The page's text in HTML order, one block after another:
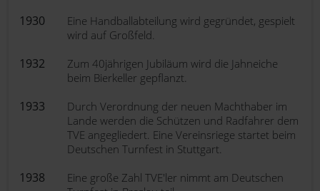
1930
Eine Handballabteilung wird gegründet, gespielt
wird auf Großfeld.
1932
Zum 40jährigen Jubiläum wird die Jahneiche
beim Bierkeller gepflanzt.
1933
Durch Verordnung der neuen Machthaber im
Lande werden die Schützen und Radfahrer dem
TVE angegliedert. Eine Vereinsriege startet beim
Deutschen Turnfest in Stuttgart.
1938
Eine große Zahl TVE'ler nimmt am Deutschen